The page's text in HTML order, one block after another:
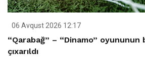
06 Avqust 2026 12:17
“Qarabağ” – “Dinamo”
çıxarıldı